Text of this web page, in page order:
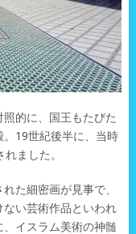
的に、国王もたびた
19世紀後半に、当時
ました。
た細密画が見事で、
い芸術作品といわれ
イスラム美術の神髄